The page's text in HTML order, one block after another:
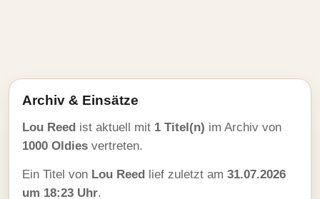
Archiv & Einsätze
Lou Reed ist aktuell mit 1 Titel(n) im Archiv von
1000 Oldies vertreten.
Ein Titel von Lou Reed lief zuletzt am 31.07.2026
um 18:23 Uhr.